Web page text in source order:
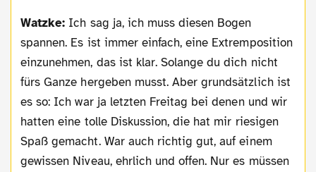
Watzke: Ich sag ja, ich muss diesen Bogen
spannen. Es ist immer einfach, eine Extremposition
einzunehmen, das ist klar. Solange du dich nicht
fürs Ganze hergeben musst. Aber grundsätzlich ist
es so: Ich war ja letzten Freitag bei denen und wir
hatten eine tolle Diskussion, die hat mir riesigen
Spaß gemacht. War auch richtig gut, auf einem
gewissen Niveau, ehrlich und offen. Nur es müssen